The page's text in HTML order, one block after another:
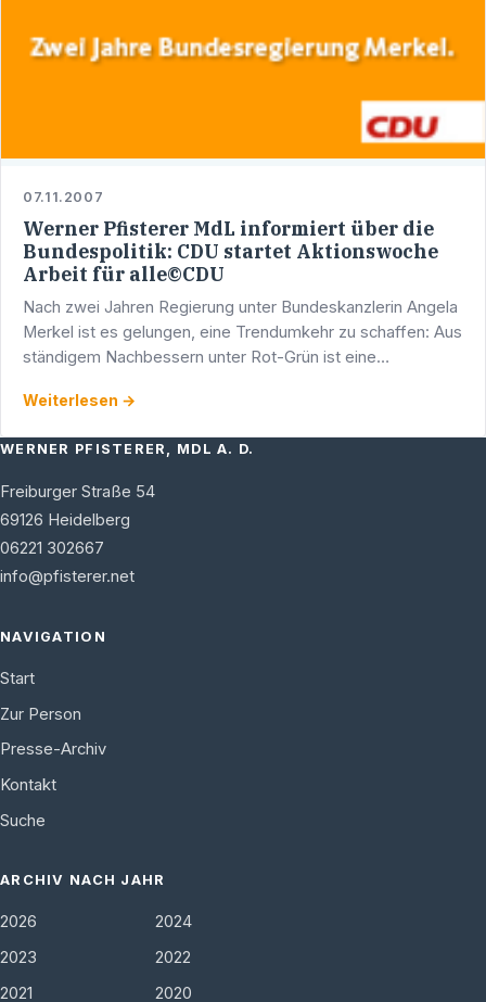
07.11.2007
Werner Pfisterer MdL informiert über die
Bundespolitik: CDU startet Aktionswoche
Arbeit für alle©CDU
Nach zwei Jahren Regierung unter Bundeskanzlerin Angela
Merkel ist es gelungen, eine Trendumkehr zu schaffen: Aus
ständigem Nachbessern unter Rot-Grün ist eine
Weiterlesen →
WERNER PFISTERER, MDL A. D.
Freiburger Straße 54
69126 Heidelberg
06221 302667
info@pfisterer.net
NAVIGATION
Start
Zur Person
Presse-Archiv
Kontakt
Suche
ARCHIV NACH JAHR
2026
2024
2023
2022
2021
2020